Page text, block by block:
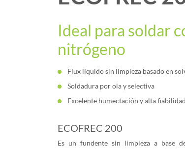
Ideal para soldar
nitrógeno
Flux líquido sin limpieza basado en
Soldadura por ola y selectiva
Excelente humectación y alta fiabilidad
ECOFREC 200
Es un fundente sin limpieza a base